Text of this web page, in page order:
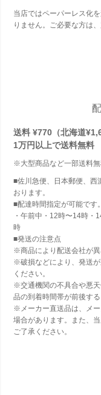
当店ではペーパーレス化
りません。ご必要な方は
送料 ¥770（北海道
1万円以上で送料無料
※大型商品など一部送料無
■佐川急便、日本郵便、西
おります。
■配達時間指定が可能です
・午前中・12時〜14時
時
■発送の注意点
※商品により配送会社が異
※破損などにより、発送
ください。
※交通機関の不具合や悪
品の到着時間帯が前後す
※メーカー直送品は、メ
場合があります。また、
ご了承ください。